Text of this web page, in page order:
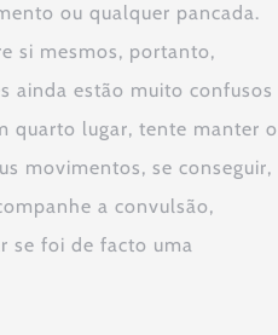
ou qualquer pancada.
si mesmos, portanto,
ainda estão muito confusos
quarto lugar, tente manter o
movimentos, se conseguir,
a convulsão,
se foi de facto uma